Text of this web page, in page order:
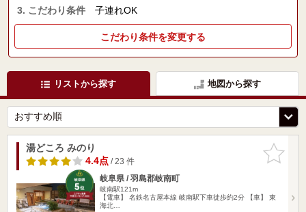
3. こだわり条件 子連れOK
こだわり条件を変更する
リストから探す 地図から探す
お気に入
りに追加
湯どころ みのり
4.4点/ 23 件
岐阜県 / 羽島郡岐南町
岐南駅121m
【電車】 名鉄名古屋本線 岐南駅下車徒歩約2分 【車】 東
海北…